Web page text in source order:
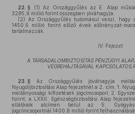
22. § (1) Az Országgyűlés az E. Alap
3285,9 millió forint összegben jóváhagyja.
(2) Az Országgyűlés tudomásul veszi, hogy
1450,6 millió forint előző évek előirányzat-
tartalmazzák.
IV. Fejezet
A TÁRSADALOMBIZTOSÍTÁS PÉNZÜGYI
VÉGREHAJTÁSÁVAL KAPCSOLATOS
23. § Az Országgyűlés jóváhagyja
Nyugdíjbiztosítási Alap fejezetnél a 2. cím, 1.
méltányossági kifizetések jogcímcsoport, 2.
forint, a LXXII. Egészségbiztosítási Alap
ellátások alcímen belül az 5.
jogcímcsoportnál 1400,8 millió forint